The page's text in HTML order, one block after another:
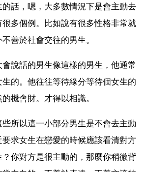
話，嗯，大多數情況下是會主動去
多個例。比如說有很多性格非常就
善於社會交往的男生。
說話的男生像這樣的男生，他通常
的。他往往等待緣分等待個女生的
機會財。才得以相識。
所以這一小部分男生是不會去主動
求女生在戀愛的時候應該看清對方
你對方是很主動的，那麼你稍微背